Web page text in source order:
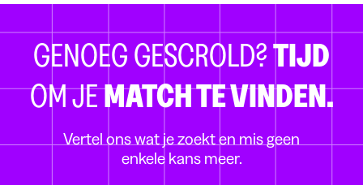
GENOEG GESCROLD?TIJD
OM JEMATCH TE VINDEN.
Vertel ons wat je zoekt en mis geen
enkele kans meer.